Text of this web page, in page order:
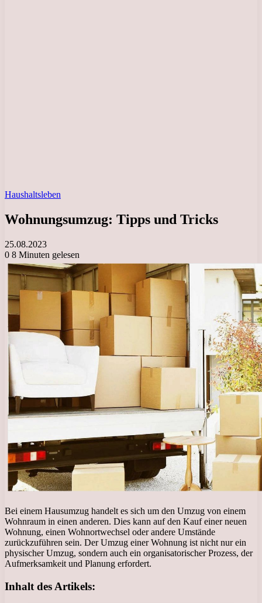
Haushaltsleben
Wohnungsumzug: Tipps und Tricks
25.08.2023
0 8 Minuten gelesen
Bei einem Hausumzug handelt es sich um den Umzug von einem
Wohnraum in einen anderen. Dies kann auf den Kauf einer neuen
Wohnung, einen Wohnortwechsel oder andere Umstände
zurückzuführen sein. Der Umzug einer Wohnung ist nicht nur ein
physischer Umzug, sondern auch ein organisatorischer Prozess, der
Aufmerksamkeit und Planung erfordert.
Inhalt des Artikels: